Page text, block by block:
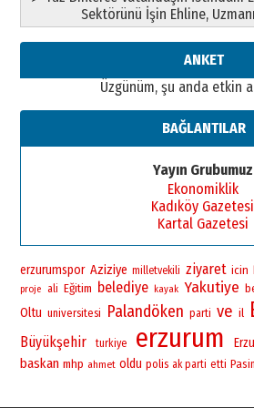
Sektörünü İşin Ehline,
ANKET
Üzgünüm, şu anda etkin
BAĞLANTILAR
Yayın Grubumuz
Ekonomiklik
Kadıköy Gazetesi
Kartal Gazetesi
erzurumspor Aziziye milletvekili ziyaret icin
proje ali Eğitim belediye kayak Yakutiye
Oltu universitesi Palandöken parti ve il
Büyükşehir turkiye erzurum
baskan mhp ahmet oldu polis ak parti etti